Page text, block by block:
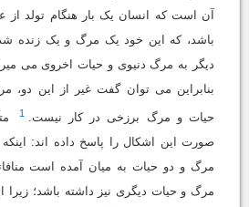
آن است که انسان یک بار هنگام تولد از
باشد، که این خود یک مرگ و یک زنده
دیگر به مرگ دنیوى و حیات اخروى مى
بنابراین مى توان گفت غیر از این دو،
حیات و مرگ برزخى در کار نیست. 1
صورت این اشکال را پاسخ داده اند:
مرگ و دو حیات به میان آمده است
مرگ و حیات دیگرى نیز داشته باشد؛ زیرا